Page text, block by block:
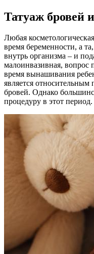
Татуаж бровей
Любая
время беременности, а
внутрь организма – и
малоинвазивная, вопрос
время вынашивания
является относительным
бровей. Однако
процедуру в этот